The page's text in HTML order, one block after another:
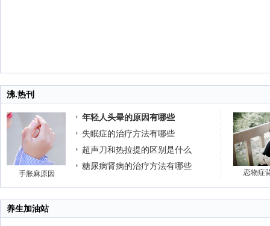
沸.热刊
手胀麻原因
年轻人头晕的原因有哪些
失眠症的治疗方法有哪些
超声刀和热拉提的区别是什么
糖尿病肾病的治疗方法有哪些
恋物症
养生加油站